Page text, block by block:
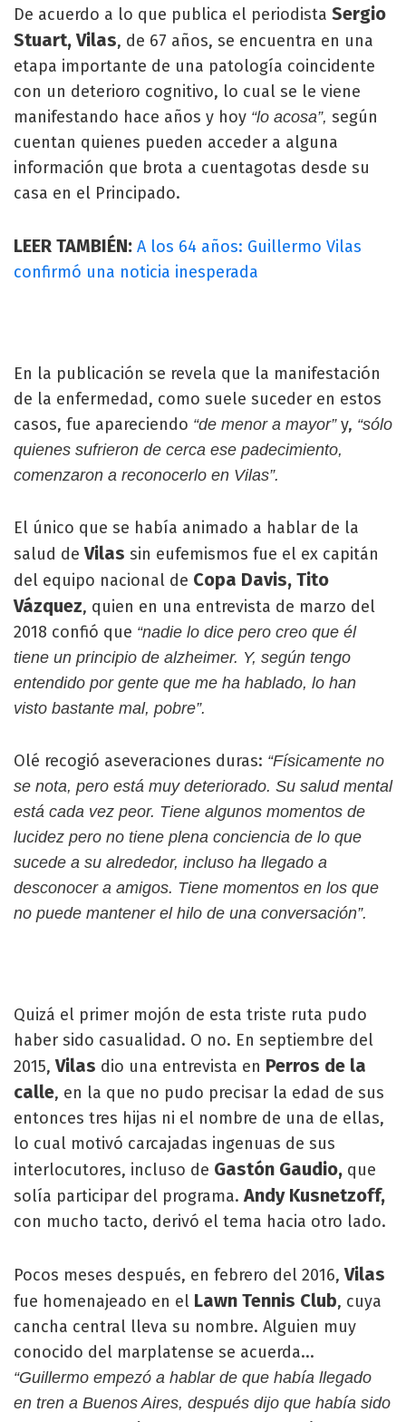
De acuerdo a lo que publica el periodista Sergio
Stuart, Vilas, de 67 años, se encuentra en una
etapa importante de una patología coincidente
con un deterioro cognitivo, lo cual se le viene
manifestando hace años y hoy “lo acosa”, según
cuentan quienes pueden acceder a alguna
información que brota a cuentagotas desde su
casa en el Principado.
LEER TAMBIÉN: A los 64 años: Guillermo Vilas
confirmó una noticia inesperada
En la publicación se revela que la manifestación
de la enfermedad, como suele suceder en estos
casos, fue apareciendo “de menor a mayor”y, “sólo
quienes sufrieron de cerca ese padecimiento,
comenzaron a reconocerlo en Vilas”.
El único que se había animado a hablar de la
salud deVilas sin eufemismos fue el ex capitán
del equipo nacional de Copa Davis, Tito
Vázquez, quien en una entrevista de marzo del
2018 confió que “nadie lo dice pero creo que él
tiene un principio de alzheimer. Y, según tengo
entendido por gente que me ha hablado, lo han
visto bastante mal, pobre”.
Olé recogió aseveraciones duras: “Físicamente no
se nota, pero está muy deteriorado. Su salud mental
está cada vez peor. Tiene algunos momentos de
lucidez pero no tiene plena conciencia de lo que
sucede a su alrededor, incluso ha llegado a
desconocer a amigos. Tiene momentos en los que
no puede mantener el hilo de una conversación”.
Quizá el primer mojón de esta triste ruta pudo
haber sido casualidad. O no. En septiembre del
2015,Vilas dio una entrevista en Perros de la
calle, en la que no pudo precisar la edad de sus
entonces tres hijas ni el nombre de una de ellas,
lo cual motivó carcajadas ingenuas de sus
interlocutores, incluso de Gastón Gaudio, que
solía participar del programa.Andy Kusnetzoff,
con mucho tacto, derivó el tema hacia otro lado.
Pocos meses después, en febrero del 2016,Vilas
fue homenajeado en el Lawn Tennis Club, cuya
cancha central lleva su nombre. Alguien muy
conocido del marplatense se acuerda...
“Guillermo empezó a hablar de que había llegado
en tren a Buenos Aires, después dijo que había sido